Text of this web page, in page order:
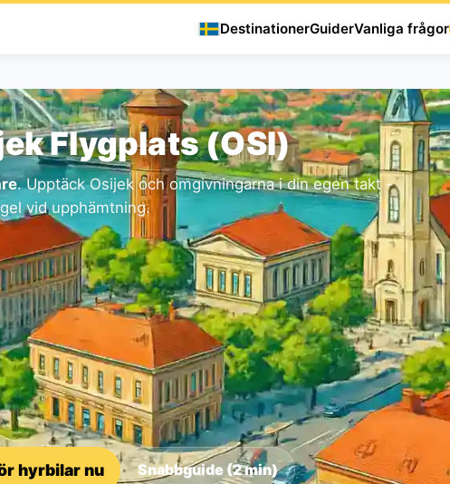
DestinationerGuiderVanliga frågor
Flygplats (OSI)
. Upptäck Osijek och omgivningarna i din egen takt -
vid upphämtning.
hyrbilar nu Snabbguide (2 min)